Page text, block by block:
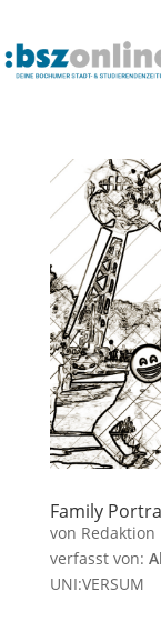
Family
von Redaktion
verfasst von:
UNI:VERSUM